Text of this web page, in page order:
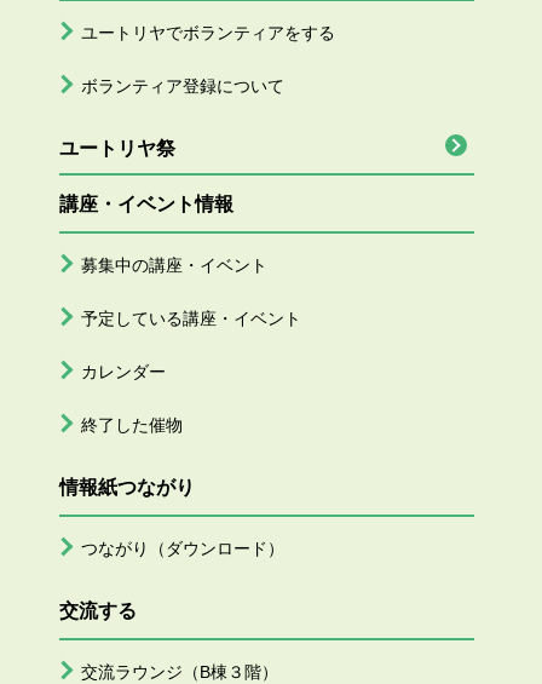
ユートリヤでボランティアをする
ボランティア登録について
ユートリヤ祭
講座・イベント情報
募集中の講座・イベント
予定している講座・イベント
カレンダー
終了した催物
情報紙つながり
つながり（ダウンロード）
交流する
交流ラウンジ（B棟３階）